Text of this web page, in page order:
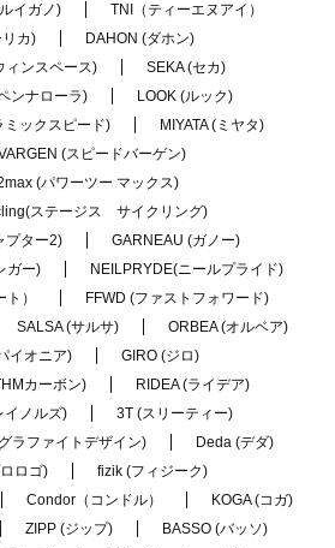
イガノ)
TNI（ティーエヌアイ）
カ)
DAHON (ダホン)
ィンスペース)
SEKA (セカ)
ンナローラ)
LOOK (ルック)
ックスピード)
MIYATA (ミヤタ)
(スピードバーゲン)
(パワーツー マックス)
ステージス サイクリング)
プター2)
GARNEAU (ガノー)
ガー)
NEILPRYDE(ニールプライド)
）
FFWD (ファストフォワード)
SALSA (サルサ)
ORBEA (オルベア)
イオニア)
GIRO (ジロ)
カーボン)
RIDEA (ライデア)
イノルズ)
3T (スリーティー)
ラファイトデザイン)
Deda (デダ)
ロゴ)
fizik (フィジーク)
Condor（コンドル）
KOGA (コガ)
ZIPP (ジップ)
BASSO (バッソ)